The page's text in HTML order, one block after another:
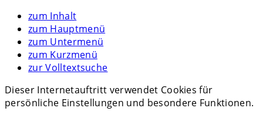
zum Inhalt
zum Hauptmenü
zum Untermenü
zum Kurzmenü
zur Volltextsuche
Dieser Internetauftritt verwendet Cookies für
persönliche Einstellungen und besondere Funktionen.